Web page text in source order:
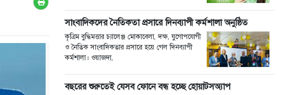
সাংবাদিকদের নৈতিকতা প্রসারে দিনব্যাপী কর্মশালা অনুষ্ঠিত
কৃত্রিম বুদ্ধিমত্তার চ্যালেঞ্জ মোকাবেলা, দক্ষ, যুগোপযোগী
ও নৈতিক সাংবাদিকতার প্রসারে হয়ে গেল দিনব্যাপী
কর্মশালা। ওয়াজদা,
বছরের শুরুতেই যেসব ফোনে বন্ধ হচ্ছে হোয়াটসঅ্যাপ